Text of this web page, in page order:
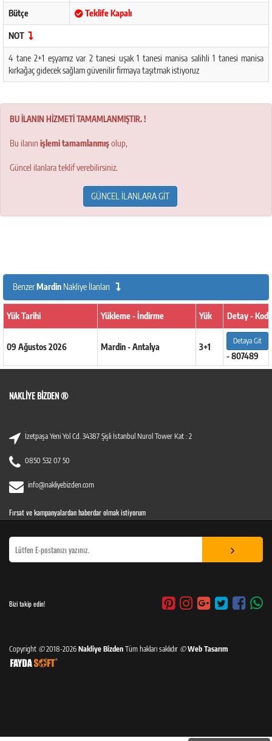
Bütçe Teklife Kapalı
NOT
4 tane 2+1 eşyamız var 2 tanesi uşak 1 tanesi manisa salihli 1 tanesi manisa
kırkağaç gidecek sağlam güvenilir firmaya taşıtmak istiyoruz
BU İLANIN HİZMETİ TAMAMLANMIŞTIR. !
Bu ilanın işlemi tamamlanmışolup,
Güncel ilanlara teklif verebilirsiniz.
GÜNCEL İLANLARA GİT
BenzerMardin Nakliye İlanları
Yük Tarihi Yükleme - İndirme Yük Detay - Kod
09 Ağustos 2026 Mardin - Antalya 3+1
Detaya Git
- 807489
NAKLIYE BIZDEN ®
İzetpaşa Yeni Yol Cd. 34387 Şişli İstanbul Nurol Tower Kat : 2
0850 532 07 50
info@nakliyebizden.com
Fırsat ve kampanyalardan haberdar olmak istiyorum
Bizi takip edin!
Copyright ©2018-2026 Nakliye Bizden Tüm hakları saklıdır © Web Tasarım